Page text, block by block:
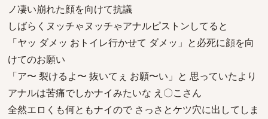
ノ凄い崩れた顔を向けて抗議
しばらくヌッチゃヌッチゃアナルピストンしてると
「ヤッ ダメッ おトイレ行かせて ダメッ」と必死に顔を向
けてのお願い
「ア〜 裂けるよ〜 抜いてぇ お願〜い」と 思っていたより
アナルは苦痛でしかナイみたいな え〇こさん
全然エロくも何ともナイので さっさとケツ穴に出してしま